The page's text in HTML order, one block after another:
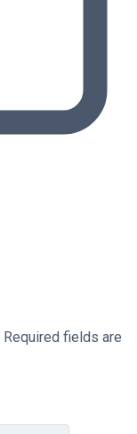
Required fields are